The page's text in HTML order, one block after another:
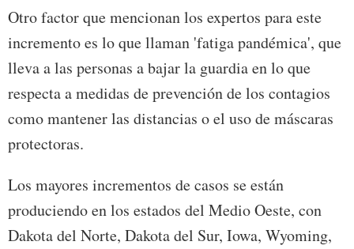
Otro factor que mencionan los expertos para este
incremento es lo que llaman 'fatiga pandémica', que
lleva a las personas a bajar la guardia en lo que
respecta a medidas de prevención de los contagios
como mantener las distancias o el uso de máscaras
protectoras.
Los mayores incrementos de casos se están
produciendo en los estados del Medio Oeste, con
Dakota del Norte, Dakota del Sur, Iowa, Wyoming,